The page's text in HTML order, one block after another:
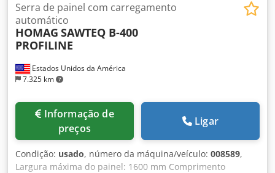
Estados Unidos da América
7.325 km
Serra de painel com carregamento
automático
HOMAG SAWTEQ B-400
PROFILINE
preços
Ligar
Condição: usado, número da máquina/veículo: 008589,
Largura máxima do painel: 1600 mm Comprimento